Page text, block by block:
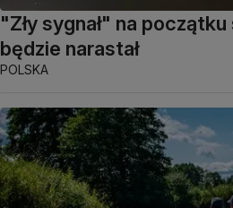
"Zły sygnał" na
będzie narastał
POLSKA